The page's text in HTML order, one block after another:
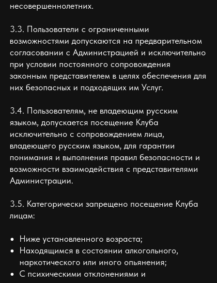
несовершеннолетних.
3.3. Пользователи с ограниченными
возможностями допускаются на предварительном
согласовании с Администрацией и исключительно
при условии постоянного сопровождения
законным представителем в целях обеспечения для
них безопасных и подходящих им Услуг.
3.4. Пользователям, не владеющим русским
языком, допускается посещение Клуба
исключительно с сопровождением лица,
владеющего русским языком, для гарантии
понимания и выполнения правил безопасности и
возможности взаимодействия с представителями
Администрации.
3.5. Категорически запрещено посещение Клуба
лицам:
Ниже установленного возраста;
Находящимся в состоянии алкогольного,
наркотического или иного опьянения;
С психическими отклонениями и